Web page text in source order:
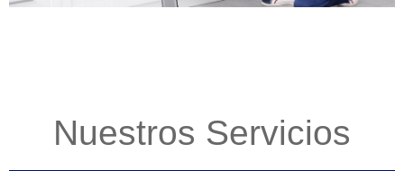
Nuestros Servicios